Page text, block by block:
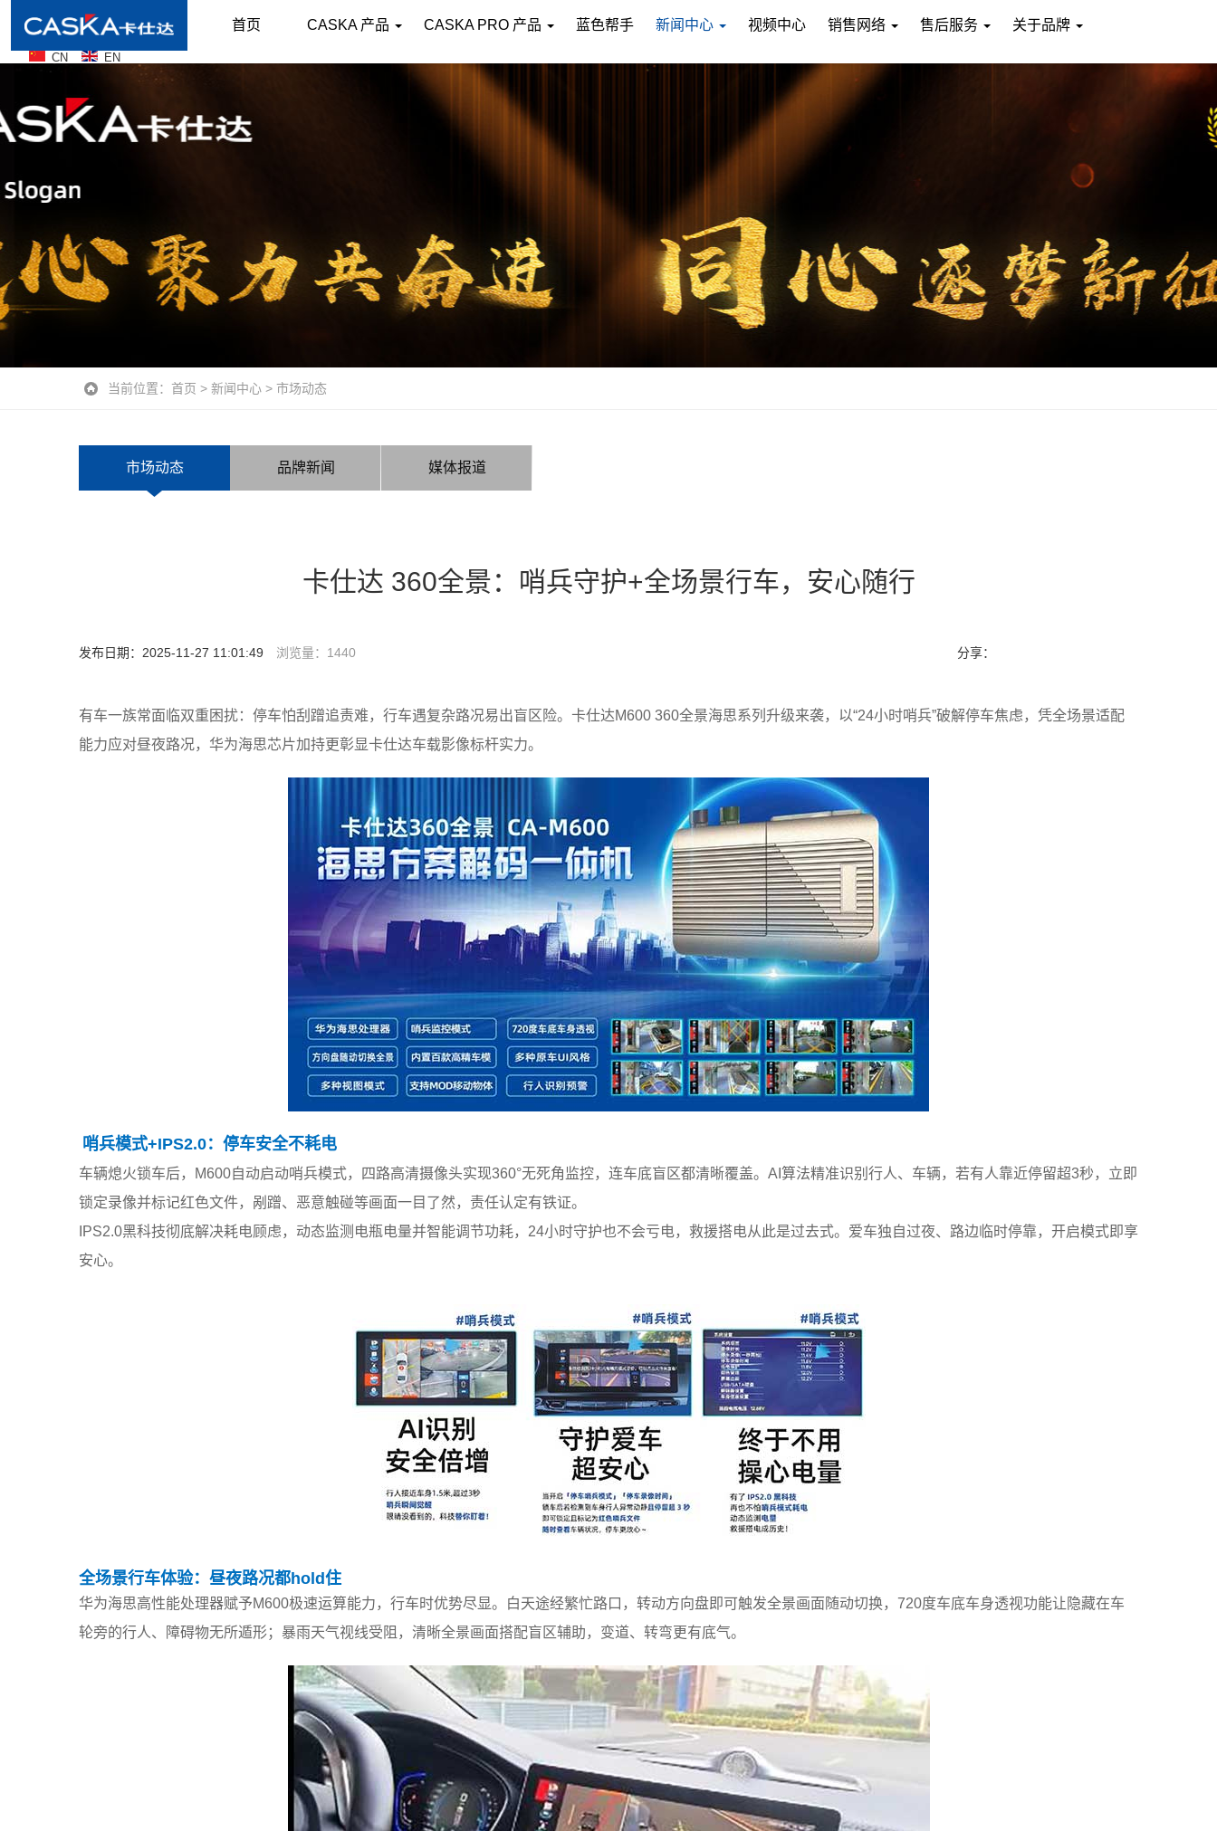
首页 CASKA 产品 CASKA PRO 产品 蓝色帮手 新闻中心 视频中心 销售网络 售后服务 关于品牌
CN EN
当前位置： 首页 > 新闻中心 > 市场动态
市场动态 品牌新闻 媒体报道
卡仕达 360全景：哨兵守护+全场景行车，安心随行
发布日期：2025-11-27 11:01:49 浏览量： 1440 分享：
有车一族常面临双重困扰：停车怕刮蹭追责难，行车遇复杂路况易出盲区险。卡仕达M600 360全景海思系列升级来袭，以“24小时哨兵”破解停车焦虑，凭全场景适配
能力应对昼夜路况，华为海思芯片加持更彰显卡仕达车载影像标杆实力。
哨兵模式+IPS2.0：停车安全不耗电
车辆熄火锁车后，M600自动启动哨兵模式，四路高清摄像头实现360°无死角监控，连车底盲区都清晰覆盖。AI算法精准识别行人、车辆，若有人靠近停留超3秒，立即
锁定录像并标记红色文件，剐蹭、恶意触碰等画面一目了然，责任认定有铁证。
IPS2.0黑科技彻底解决耗电顾虑，动态监测电瓶电量并智能调节功耗，24小时守护也不会亏电，救援搭电从此是过去式。爱车独自过夜、路边临时停靠，开启模式即享
安心。
全场景行车体验：昼夜路况都hold住
华为海思高性能处理器赋予M600极速运算能力，行车时优势尽显。白天途经繁忙路口，转动方向盘即可触发全景画面随动切换，720度车底车身透视功能让隐藏在车
轮旁的行人、障碍物无所遁形；暴雨天气视线受阻，清晰全景画面搭配盲区辅助，变道、转弯更有底气。